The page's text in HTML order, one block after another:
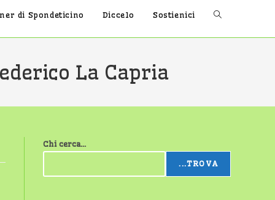
di Spondeticino Diccelo Sostienici Attiva/
ricerca
sul
La Capria
Chi cerca...
...TROVA